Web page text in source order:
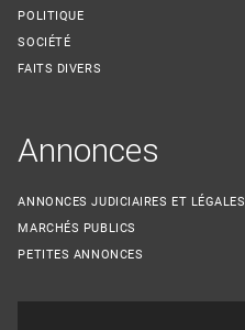
POLITIQUE
SOCIÉTÉ
FAITS DIVERS
Annonces
ANNONCES JUDICIAIRES ET LÉGALES
MARCHÉS PUBLICS
PETITES ANNONCES